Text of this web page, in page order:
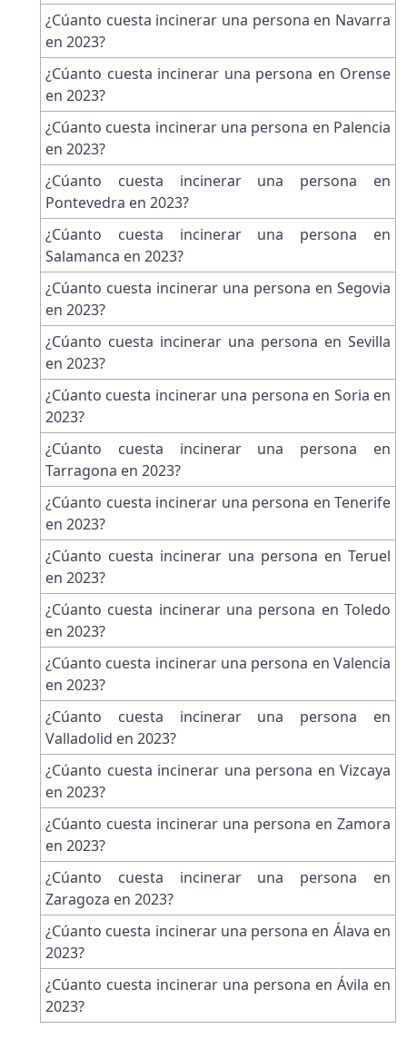
¿Cúanto cuesta incinerar una persona en Navarra
en 2023?
¿Cúanto cuesta incinerar una persona en Orense
en 2023?
¿Cúanto cuesta incinerar una persona en Palencia
en 2023?
¿Cúanto cuesta incinerar una persona en
Pontevedra en 2023?
¿Cúanto cuesta incinerar una persona en
Salamanca en 2023?
¿Cúanto cuesta incinerar una persona en Segovia
en 2023?
¿Cúanto cuesta incinerar una persona en Sevilla
en 2023?
¿Cúanto cuesta incinerar una persona en Soria en
2023?
¿Cúanto cuesta incinerar una persona en
Tarragona en 2023?
¿Cúanto cuesta incinerar una persona en Tenerife
en 2023?
¿Cúanto cuesta incinerar una persona en Teruel
en 2023?
¿Cúanto cuesta incinerar una persona en Toledo
en 2023?
¿Cúanto cuesta incinerar una persona en Valencia
en 2023?
¿Cúanto cuesta incinerar una persona en
Valladolid en 2023?
¿Cúanto cuesta incinerar una persona en Vizcaya
en 2023?
¿Cúanto cuesta incinerar una persona en Zamora
en 2023?
¿Cúanto cuesta incinerar una persona en
Zaragoza en 2023?
¿Cúanto cuesta incinerar una persona en Álava en
2023?
¿Cúanto cuesta incinerar una persona en Ávila en
2023?